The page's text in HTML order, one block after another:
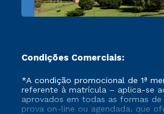
Condições Comerciais:
*A condição promocional de 1ª
referente à matrícula – aplica-se
aprovados em todas as formas de
prova on-line ou agendada, que